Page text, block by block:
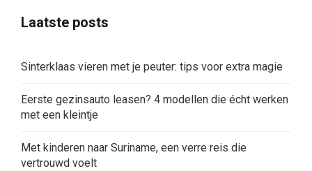
Laatste posts
Sinterklaas vieren met je peuter: tips voor extra magie
Eerste gezinsauto leasen? 4 modellen die écht werken
met een kleintje
Met kinderen naar Suriname, een verre reis die
vertrouwd voelt